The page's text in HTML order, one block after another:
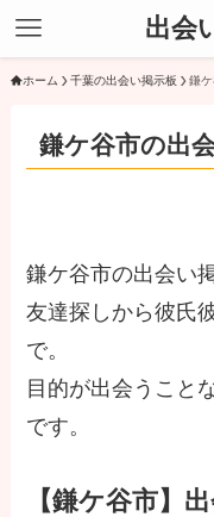
出会
ホーム 千葉の出会い掲示板 鎌
鎌ケ谷市の出
鎌ケ谷市の出会い
友達探しから彼氏
で。
目的が出会うこと
です。
【鎌ケ谷市】